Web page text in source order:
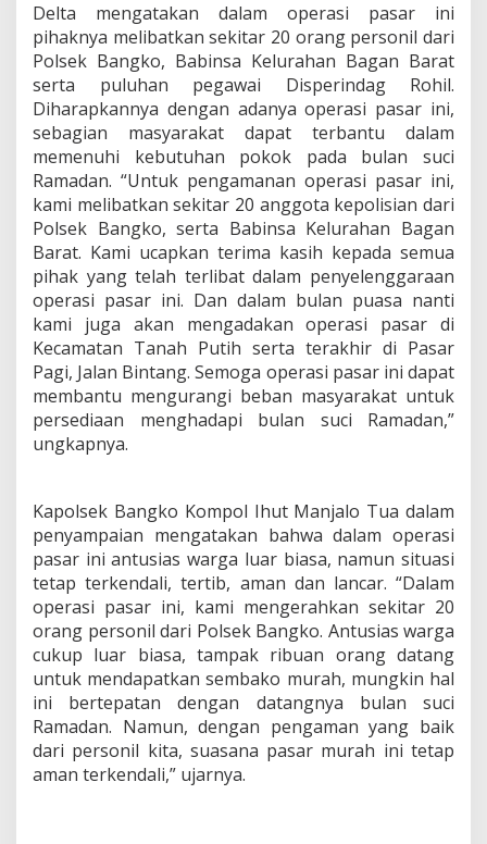
Delta mengatakan dalam operasi pasar ini
pihaknya melibatkan sekitar 20 orang personil dari
Polsek Bangko, Babinsa Kelurahan Bagan Barat
serta puluhan pegawai Disperindag Rohil.
Diharapkannya dengan adanya operasi pasar ini,
sebagian masyarakat dapat terbantu dalam
memenuhi kebutuhan pokok pada bulan suci
Ramadan. “Untuk pengamanan operasi pasar ini,
kami melibatkan sekitar 20 anggota kepolisian dari
Polsek Bangko, serta Babinsa Kelurahan Bagan
Barat. Kami ucapkan terima kasih kepada semua
pihak yang telah terlibat dalam penyelenggaraan
operasi pasar ini. Dan dalam bulan puasa nanti
kami juga akan mengadakan operasi pasar di
Kecamatan Tanah Putih serta terakhir di Pasar
Pagi, Jalan Bintang. Semoga operasi pasar ini dapat
membantu mengurangi beban masyarakat untuk
persediaan menghadapi bulan suci Ramadan,”
ungkapnya.
Kapolsek Bangko Kompol Ihut Manjalo Tua dalam
penyampaian mengatakan bahwa dalam operasi
pasar ini antusias warga luar biasa, namun situasi
tetap terkendali, tertib, aman dan lancar. “Dalam
operasi pasar ini, kami mengerahkan sekitar 20
orang personil dari Polsek Bangko. Antusias warga
cukup luar biasa, tampak ribuan orang datang
untuk mendapatkan sembako murah, mungkin hal
ini bertepatan dengan datangnya bulan suci
Ramadan. Namun, dengan pengaman yang baik
dari personil kita, suasana pasar murah ini tetap
aman terkendali,” ujarnya.